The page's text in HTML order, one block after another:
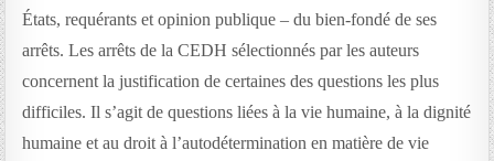
États, requérants et opinion publique – du bien-fondé de ses
arrêts. Les arrêts de la CEDH sélectionnés par les auteurs
concernent la justification de certaines des questions les plus
difficiles. Il s’agit de questions liées à la vie humaine, à la dignité
humaine et au droit à l’autodétermination en matière de vie